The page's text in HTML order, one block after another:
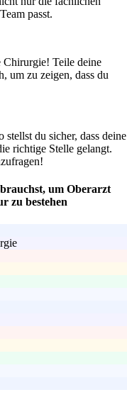
passt.
Chirurgie! Teile deine
um zu zeigen, dass du
du sicher, dass deine
richtige Stelle gelangt.
um Oberarzt
zu bestehen